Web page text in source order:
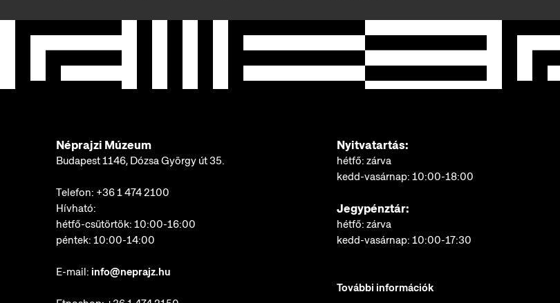
Néprajzi Múzeum
Budapest 1146, Dózsa György út 35.
Telefon: +36 1 474 2100
Hívható:
hétfő-csütörtök: 10:00-16:00
péntek: 10:00-14:00
E-mail: info@neprajz.hu
Nyitvatartás:
hétfő: zárva
kedd-vasárnap: 10:00-18:00
Jegypénztár:
hétfő: zárva
kedd-vasárnap: 10:00-17:30
További információk